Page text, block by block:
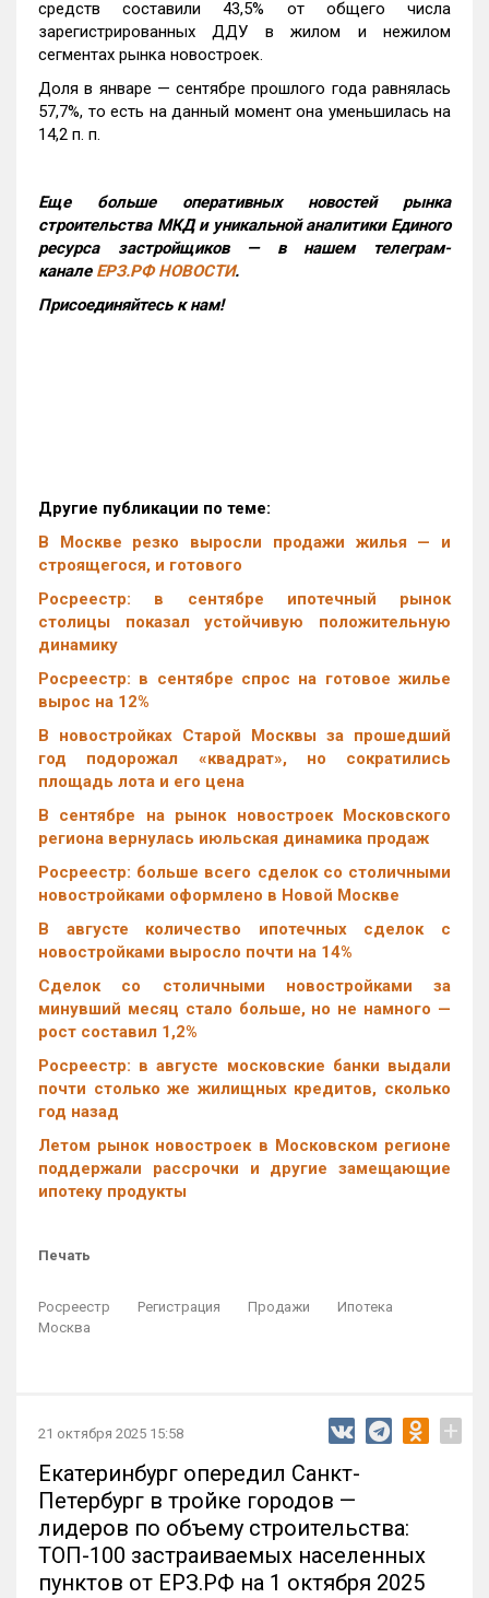
средств составили 43,5% от общего числа
зарегистрированных ДДУ в жилом и нежилом
сегментах рынка новостроек.
Доля в январе — сентябре прошлого года равнялась
57,7%, то есть на данный момент она уменьшилась на
14,2 п. п.
Еще больше оперативных новостей рынка
строительства МКД и уникальной аналитики Единого
ресурса застройщиков — в нашем телеграм-
канале ЕРЗ.РФ НОВОСТИ.
Присоединяйтесь к нам!
Другие публикации по теме:
В Москве резко выросли продажи жилья — и
строящегося, и готового
Росреестр: в сентябре ипотечный рынок
столицы показал устойчивую положительную
динамику
Росреестр: в сентябре спрос на готовое жилье
вырос на 12%
В новостройках Старой Москвы за прошедший
год подорожал «квадрат», но сократились
площадь лота и его цена
В сентябре на рынок новостроек Московского
региона вернулась июльская динамика продаж
Росреестр: больше всего сделок со столичными
новостройками оформлено в Новой Москве
В августе количество ипотечных сделок с
новостройками выросло почти на 14%
Cделок со столичными новостройками за
минувший месяц стало больше, но не намного —
рост составил 1,2%
Росреестр: в августе московские банки выдали
почти столько же жилищных кредитов, сколько
год назад
Летом рынок новостроек в Московском регионе
поддержали рассрочки и другие замещающие
ипотеку продукты
Печать
Росреестр Регистрация Продажи
Ипотека
Москва
21 октября 2025 15:58 +
Екатеринбург опередил Санкт-
Петербург в тройке городов —
лидеров по объему строительства:
ТОП-100 застраиваемых населенных
пунктов от ЕРЗ.РФ на 1 октября 2025